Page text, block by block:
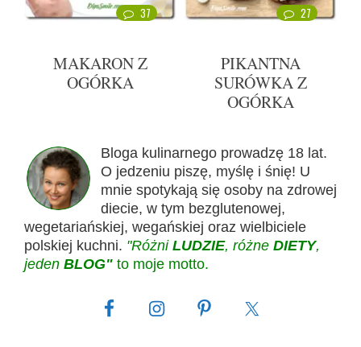
37
MAKARON Z
OGÓRKA
27
PIKANTNA
SURÓWKA Z
OGÓRKA
Bloga kulinarnego prowadzę 18 lat.
O jedzeniu piszę, myślę i śnię! U
mnie spotykają się osoby na zdrowej
diecie, w tym bezglutenowej,
wegetariańskiej, wegańskiej oraz wielbiciele
polskiej kuchni. "Różni LUDZIE, różne DIETY,
jeden BLOG" to moje motto.